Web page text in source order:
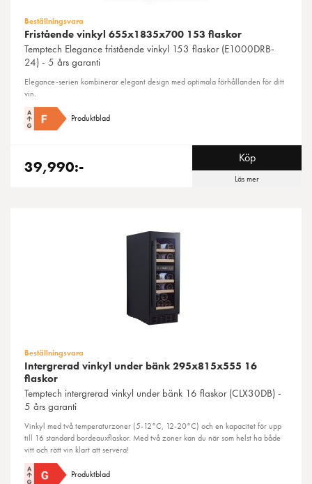
Beställningsvara
Fristående vinkyl 655x1835x700 153 flaskor
Temptech Elegance fristående vinkyl 153 flaskor (E1000DRB-
24) - 5 års garanti
Elegance-serien kombinerar elegant design med optimala förhållanden för ditt
vin.
Produktblad
39,990:- Köp
Läs mer
Beställningsvara
Intergrerad vinkyl under bänk 295x815x555 16
flaskor
Temptech intergrerad vinkyl under bänk 16 flaskor (CLX30DB) -
5 års garanti
Vinkyl med två temperaturzoner (5-12°C, 12-20°C) och en kapacitet för upp
till 16 standard bordeauxflaskor. Med två zoner kan du när som helst ha både
vitt och rött vin klart att servera!
Produktblad